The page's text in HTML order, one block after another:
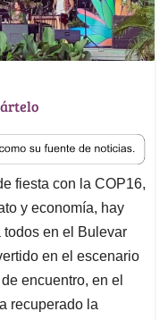
fiesta con la COP16,
y economía, hay
en el Bulevar
en el escenario
encuentro, en el
recuperado la